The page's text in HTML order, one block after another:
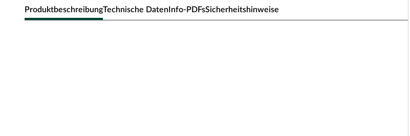
ProduktbeschreibungTechnische DatenInfo-PDFsSicherheitshinweise